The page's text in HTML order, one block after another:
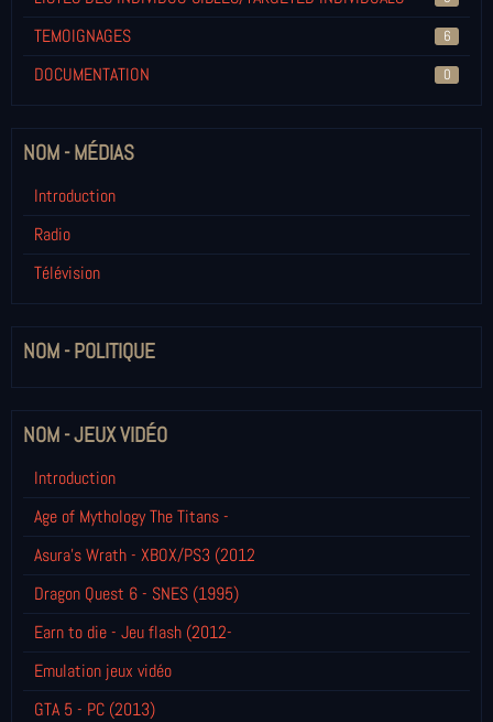
TEMOIGNAGES 6
DOCUMENTATION 0
NOM - MÉDIAS
Introduction
Radio
Télévision
NOM - POLITIQUE
NOM - JEUX VIDÉO
Introduction
Age of Mythology The Titans -
Asura's Wrath - XBOX/PS3 (2012
Dragon Quest 6 - SNES (1995)
Earn to die - Jeu flash (2012-
Emulation jeux vidéo
GTA 5 - PC (2013)